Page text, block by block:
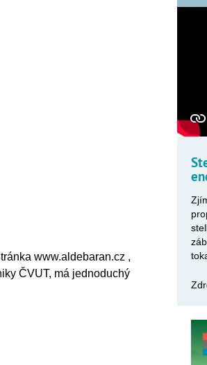
www.aldebaran.cz ,
ČVUT, má jednoduchý